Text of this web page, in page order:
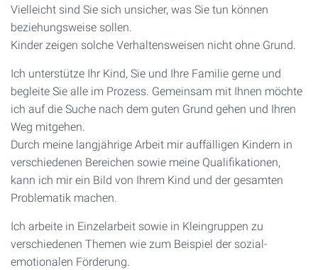
Vielleicht sind Sie sich unsicher, was Sie tun können
beziehungsweise sollen.
Kinder zeigen solche Verhaltensweisen nicht ohne Grund.
Ich unterstütze Ihr Kind, Sie und Ihre Familie gerne und
begleite Sie alle im Prozess. Gemeinsam mit Ihnen möchte
ich auf die Suche nach dem guten Grund gehen und Ihren
Weg mitgehen.
Durch meine langjährige Arbeit mir auffälligen Kindern in
verschiedenen Bereichen sowie meine Qualifikationen,
kann ich mir ein Bild von Ihrem Kind und der gesamten
Problematik machen.
Ich arbeite in Einzelarbeit sowie in Kleingruppen zu
verschiedenen Themen wie zum Beispiel der sozial-
emotionalen Förderung.